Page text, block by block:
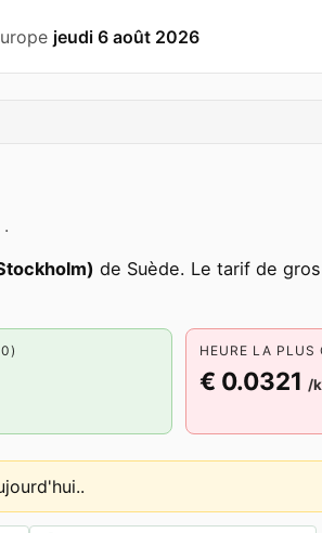
jeudi 6 août 2026
de Suède. Le tarif de
HEURE LA PLUS
€ 0.0321 /
.